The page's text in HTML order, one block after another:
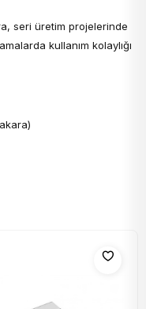
seri üretim projelerinde
kullanım kolaylığı